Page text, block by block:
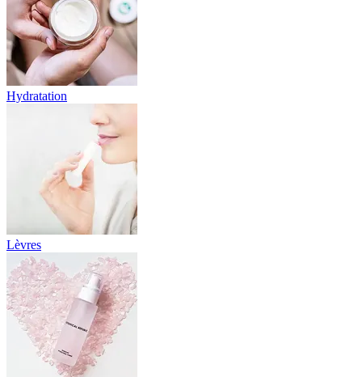
Hydratation
Lèvres